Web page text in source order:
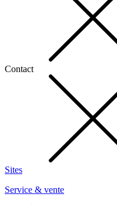
Contact
Sites
Service & vente